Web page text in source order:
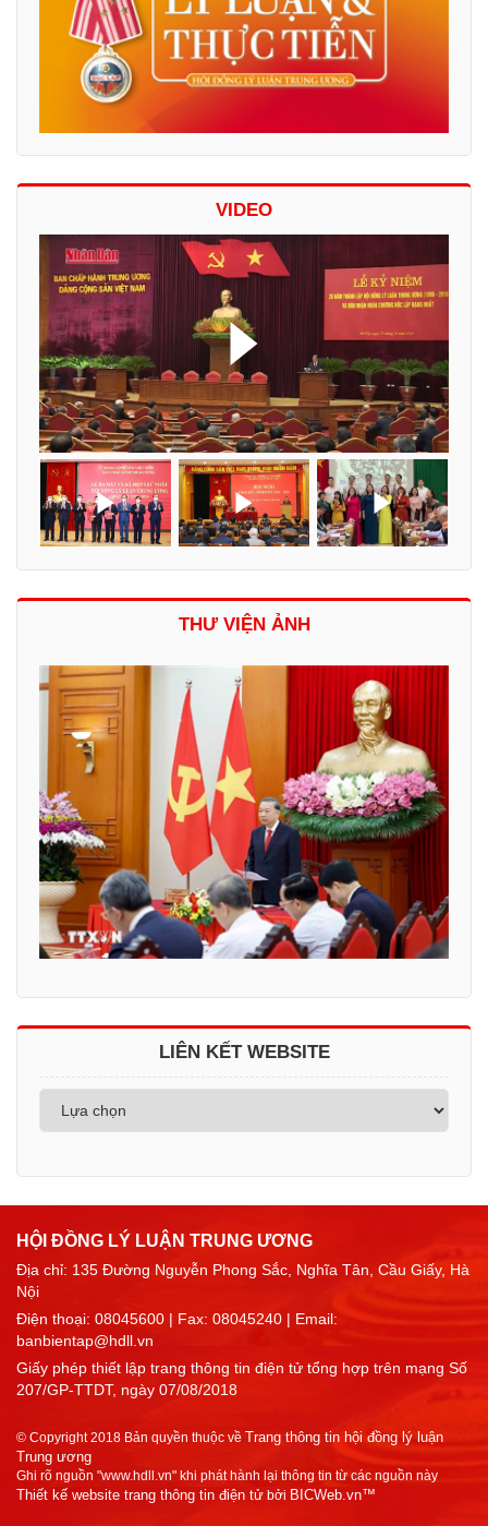
VIDEO
THƯ VIỆN ẢNH
LIÊN KẾT WEBSITE
HỘI ĐỒNG LÝ LUẬN TRUNG ƯƠNG
Địa chỉ: 135 Đường Nguyễn Phong Sắc, Nghĩa Tân, Cầu Giấy, Hà
Nội
Điện thoại: 08045600 | Fax: 08045240 | Email:
banbientap@hdll.vn
Giấy phép thiết lập trang thông tin điện tử tổng hợp trên mạng Số
207/GP-TTDT, ngày 07/08/2018
© Copyright 2018 Bản quyền thuộc về Trang thông tin hội đồng lý luận
Trung ương
Ghi rõ nguồn "www.hdll.vn" khi phát hành lại thông tin từ các nguồn này
Thiết kế website trang thông tin điện tử bởi BICWeb.vn™